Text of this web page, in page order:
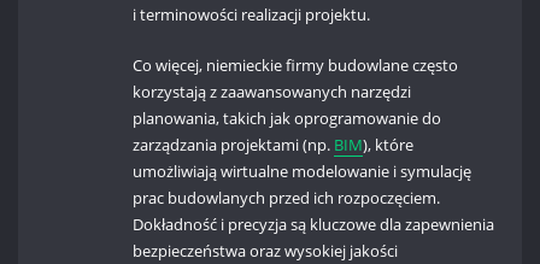
i terminowości realizacji projektu.
Co więcej, niemieckie firmy budowlane często
korzystają z zaawansowanych narzędzi
planowania, takich jak oprogramowanie do
zarządzania projektami (np. BIM), które
umożliwiają wirtualne modelowanie i symulację
prac budowlanych przed ich rozpoczęciem.
Dokładność i precyzja są kluczowe dla zapewnienia
bezpieczeństwa oraz wysokiej jakości